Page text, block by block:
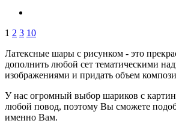
1 2 3 10
Латексные шары с рисунком - это
дополнить любой сет тематическими
изображениями и придать объем
У нас огромный выбор шариков с
любой повод, поэтому Вы сможете
именно Вам.